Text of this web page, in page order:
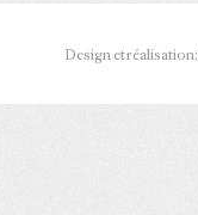
Design et réalisation: